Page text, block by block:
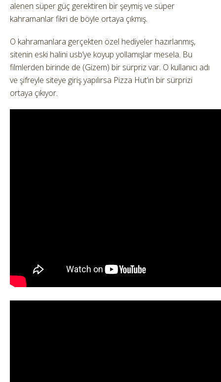
alenen süper güç gerektiren bir şeymiş ve süper
kahramanlar fikri de böyle ortaya çıkmış.
O kahramanlara gerçekten özel hediyeler hazırlanmış,
sitenin eski halini usb’ye koyup yollamışlar mesela. Bu
filmlerden birinde de (Gizem) bir sürpriz var. O kullanıcı adı
ve şifreyle siteye giriş yapılırsa Pizza Hut’ın bir sürprizi
ortaya çıkıyor.